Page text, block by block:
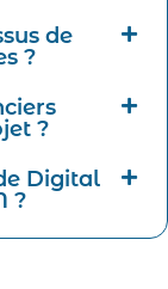
de
?
?
Digital
?